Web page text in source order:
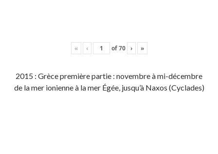
« ‹ of70 › »
2015 : Grèce première partie : novembre à mi-décembre
de la mer ionienne à la mer Égée, jusqu’à Naxos (Cyclades)